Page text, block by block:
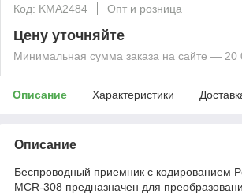
Код: KMА2484
Опт и розница
Цену уточняйте
Минимальная сумма заказа на сайте — 20
Описание Характеристики
Описание
Беспроводный приемник с кодированием
MCR-308 предназначен для